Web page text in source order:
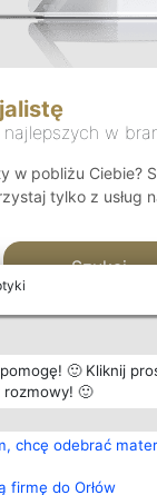
🙂 Kliknij
🙂
chcę odebrać
firmę do Orłów
w
w pobliżu Ciebie?
tylko z usług
Szukaj
o.
Plebiscyt
Laureaci
wszystkich